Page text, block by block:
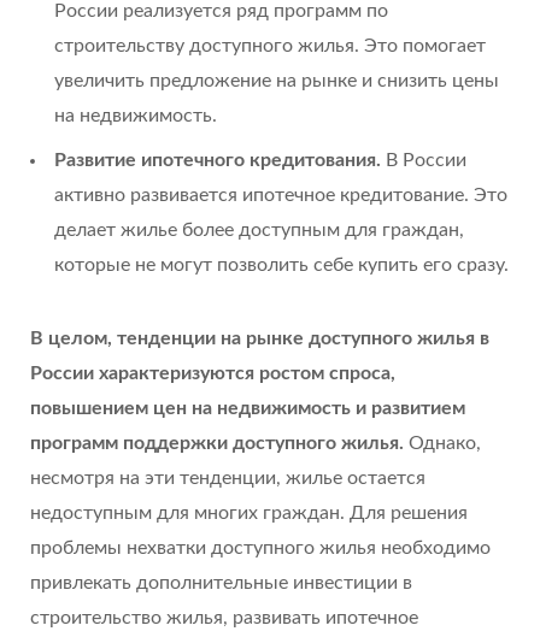
России реализуется ряд программ по
строительству доступного жилья. Это помогает
увеличить предложение на рынке и снизить цены
на недвижимость.
Развитие ипотечного кредитования. В России
активно развивается ипотечное кредитование. Это
делает жилье более доступным для граждан,
которые не могут позволить себе купить его сразу.
В целом, тенденции на рынке доступного жилья в
России характеризуются ростом спроса,
повышением цен на недвижимость и развитием
программ поддержки доступного жилья. Однако,
несмотря на эти тенденции, жилье остается
недоступным для многих граждан. Для решения
проблемы нехватки доступного жилья необходимо
привлекать дополнительные инвестиции в
строительство жилья, развивать ипотечное